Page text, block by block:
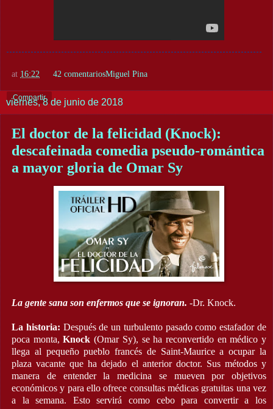
Miguel Pina
at 16:22 42 comentarios
Compartir
viernes, 8 de junio de 2018
El doctor de la felicidad (Knock):
descafeinada comedia pseudo-romántica
a mayor gloria de Omar Sy
La gente sana son enfermos que se ignoran. -Dr. Knock.
La historia: Después de un turbulento pasado como estafador de
poca monta,Knock (Omar Sy), se ha reconvertido en médico y
llega al pequeño pueblo francés de Saint-Maurice a ocupar la
plaza vacante que ha dejado el anterior doctor. Sus métodos y
manera de entender la medicina se mueven por objetivos
económicos y para ello ofrece consultas médicas gratuitas una vez
a la semana. Esto servirá como cebo para convertir a los